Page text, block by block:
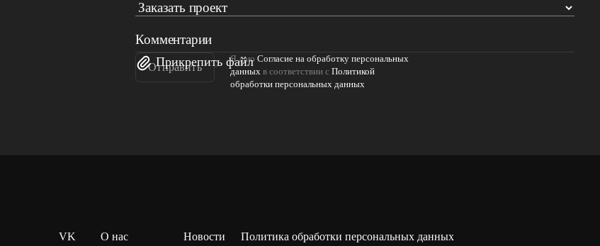
Комментарии
Прикрепить файл
Отправить
Я даю Согласие на обработку персональных
данных в соответствии с Политикой
обработки персональных данных
VK
О нас
Новости
Политика обработки персональных данных